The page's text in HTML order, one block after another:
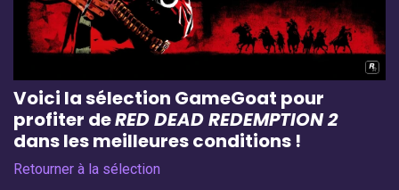
Voici la sélection GameGoat pour
profiter deRED DEAD REDEMPTION 2
dans les meilleures conditions !
Retourner à la sélection